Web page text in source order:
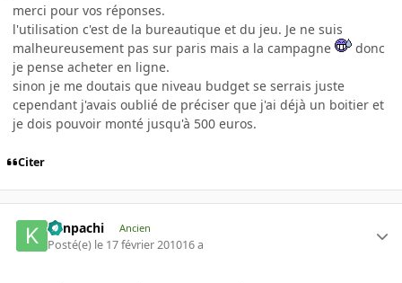
merci pour vos réponses.
l'utilisation c'est de la bureautique et du jeu. Je ne suis
malheureusement pas sur paris mais a la campagne
donc
je pense acheter en ligne.
sinon je me doutais que niveau budget se serrais juste
cependant j'avais oublié de préciser que j'ai déjà un boitier et
je dois pouvoir monté jusqu'à 500 euros.
Citer
Kenpachi Ancien
Posté(e) le 17 février 201016 a